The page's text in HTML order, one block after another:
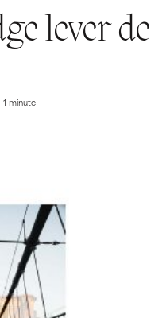
lever de
1 minute